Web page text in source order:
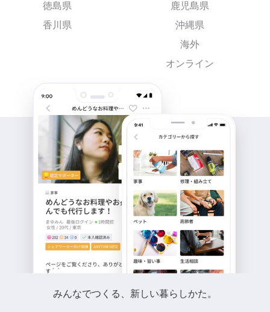
徳島県
香川県
鹿児島県
沖縄県
海外
オンライン
みんなでつくる、新しい暮らしかた。